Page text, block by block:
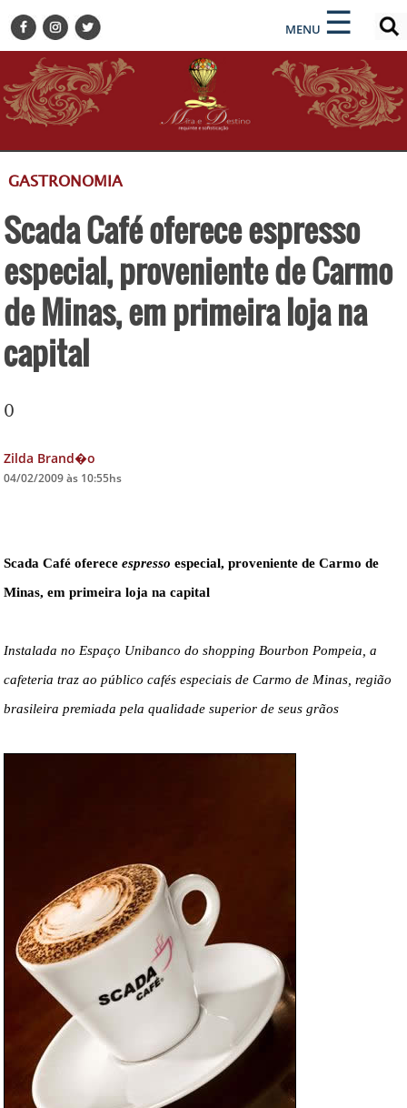
MENU ☰
×
BELEZA
BUSINESS E NEGÓCIOS
CULTURA
DESTINOS
GASTRONOMIA
HOTELARIA
MODA
PETS
FALE CONOSCO
×
ENCONTRE SUA NOTÍCIA
GASTRONOMIA
Scada Café oferece espresso
especial, proveniente de Carmo
de Minas, em primeira loja na
capital
0
Zilda Brand�o
04/02/2009 às 10:55hs
Scada Café ofereceespresso especial, proveniente de Carmo de
Minas, em primeira loja na capital
Instalada no Espaço Unibanco do shopping Bourbon Pompeia, a
cafeteria traz ao público cafés especiais de Carmo de Minas, região
brasileira premiada pela qualidade superior de seus grãos